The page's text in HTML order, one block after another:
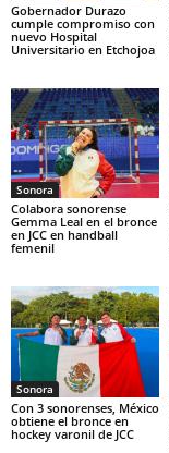
Gobernador Durazo
cumple compromiso con
nuevo Hospital
Universitario en Etchojoa
Sonora
Colabora sonorense
Gemma Leal en el bronce
en JCC en handball
femenil
Sonora
Con 3 sonorenses, México
obtiene el bronce en
hockey varonil de JCC